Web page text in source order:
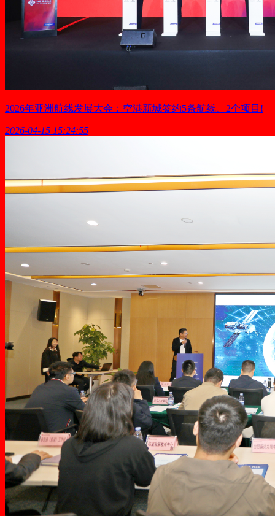
2026年亚洲航线发展大会：空港新城签约5条航线、2个项目!
2026-04-15 15:24:55